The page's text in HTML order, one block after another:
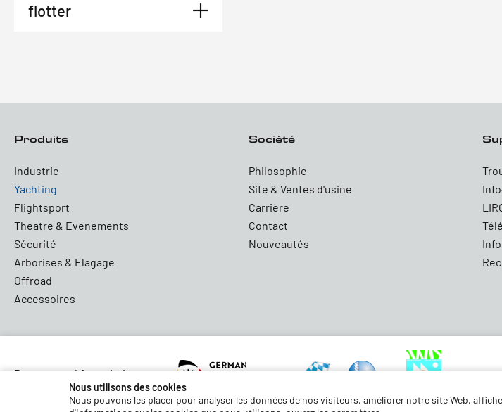
flotter
Produits
Industrie
Yachting
Flightsport
Theatre & Evenements
Sécurité
Arborises & Elagage
Offroad
Accessoires
Société
Philosophie
Site & Ventes d'usine
Carrière
Contact
Nouveautés
Partners and Associations
Nous utilisons des cookies
Nous pouvons les placer pour analyser les données de nos visiteurs, améliorer notre site Web,